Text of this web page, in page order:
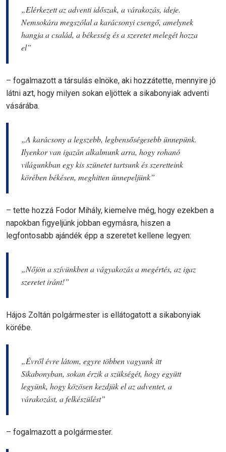
„Elérkezett az adventi időszak, a várakozás, ideje.
Nemsokára megszólal a karácsonyi csengő, amelynek
hangja a család, a békesség és a szeretet melegét hozza
el”
– fogalmazott a társulás elnöke, aki hozzátette, mennyire jó
látni azt, hogy milyen sokan eljöttek a sikabonyiak adventi
vásárába.
„A karácsony a legszebb, legbensőségesebb ünnepünk.
Ilyenkor van igazán alkalmunk arra, hogy rohanó
világunkban egy kis szünetet tartsunk és szeretteink
körében békésen, meghitten ünnepeljünk”
– tette hozzá Fodor Mihály, kiemelve még, hogy ezekben a
napokban figyeljünk jobban egymásra, hiszen a
legfontosabb ajándék épp a szeretet kellene legyen:
„Nőjön a szívünkben a vágyakozás a megértés, az igaz
szeretet iránt!”
Hájos Zoltán polgármester is ellátogatott a sikabonyiak
körébe.
„Évről évre látom, egyre többen vagyunk itt
Sikabonyban, sokan érzik a szükségét, hogy együtt
legyünk, hogy közösen kezdjük el az adventet, a
várakozást, a felkészülést”
– fogalmazott a polgármester.